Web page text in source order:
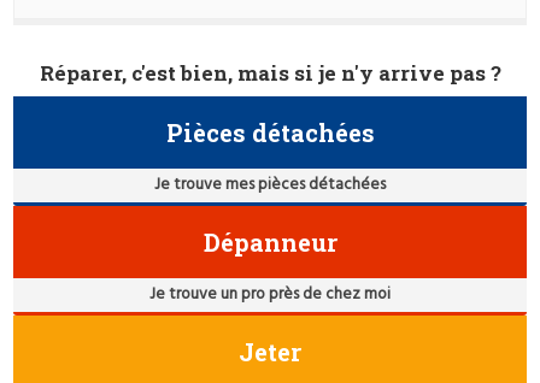
Réparer, c'est bien, mais si je n'y arrive pas ?
Pièces détachées
Je trouve mes pièces détachées
Dépanneur
Je trouve un pro près de chez moi
Jeter